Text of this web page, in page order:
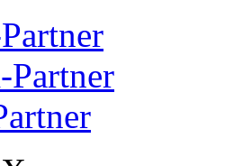
Partner